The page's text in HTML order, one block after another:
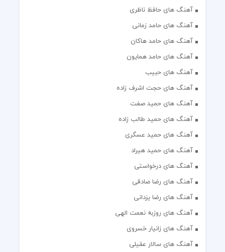
آهنگ های حافظ ناظری
آهنگ های حامد زمانی
آهنگ های حامد هاکان
آهنگ های حامد همایون
آهنگ های حبیب
آهنگ های حجت اشرف زاده
آهنگ های حمید صفت
آهنگ های حمید طالب زاده
آهنگ های حمید عسگری
آهنگ های حمید هیراد
آهنگ های درخواستی
آهنگ های رضا صادقی
آهنگ های رضا یزدانی
آهنگ های روزبه نعمت الهی
آهنگ های زانیار خسروی
آهنگ های سالار عقیلی